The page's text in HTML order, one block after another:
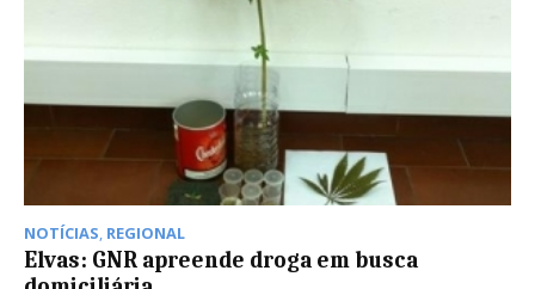
NOTÍCIAS, REGIONAL
Elvas: GNR apreende droga em busca